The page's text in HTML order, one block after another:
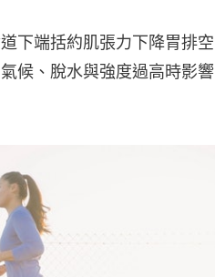
下端括約肌張力下降胃排空
候、脫水與強度過高時影響